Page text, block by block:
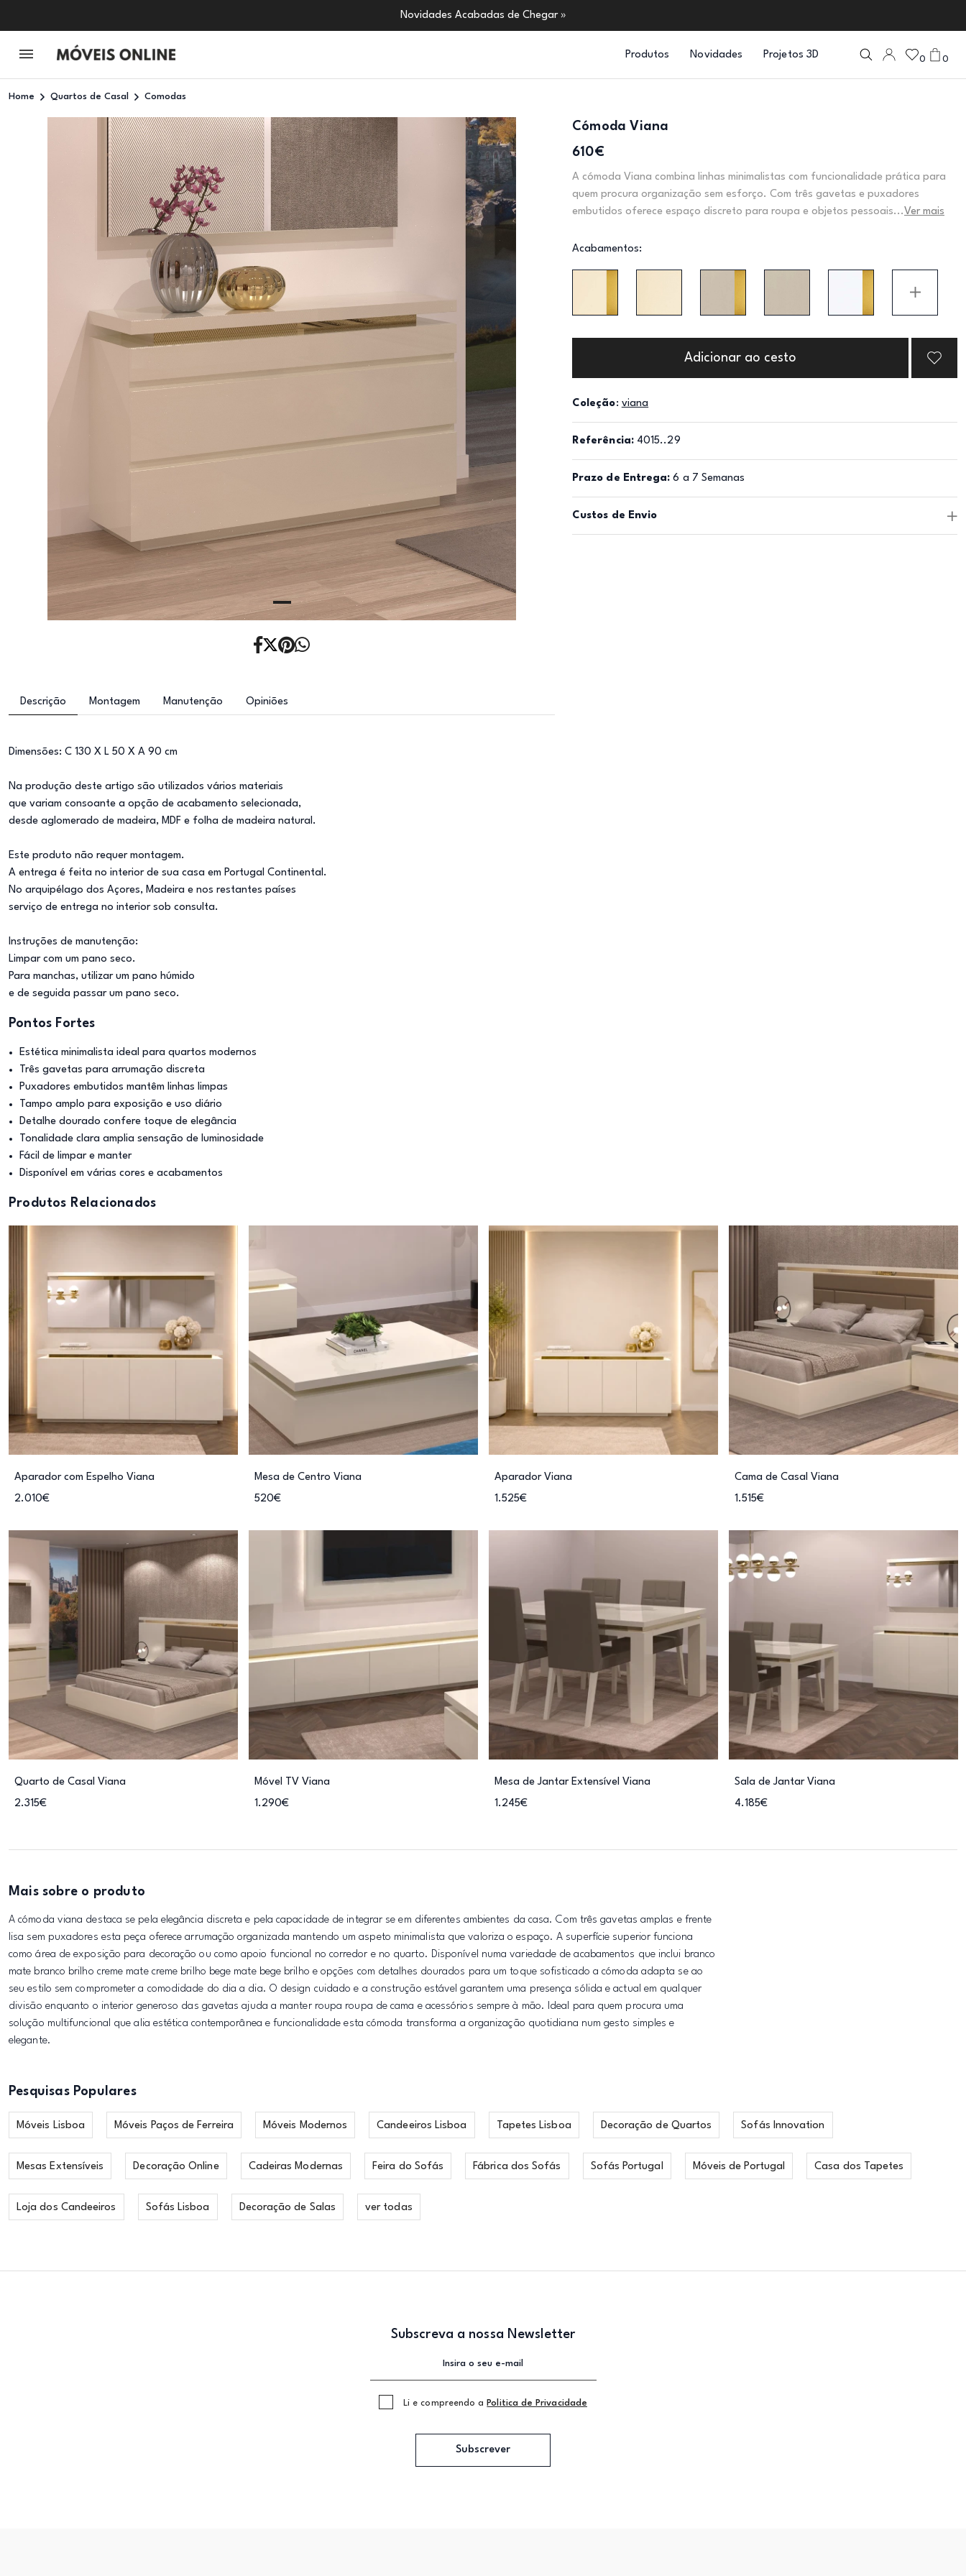
Novidades Acabadas de Chegar »
Produtos Novidades Projetos 3D 0 0
Home Quartos de Casal Comodas
Cómoda Viana
610€
A cómoda Viana combina linhas minimalistas com funcionalidade prática para
quem procura organização sem esforço. Com três gavetas e puxadores
embutidos oferece espaço discreto para roupa e objetos pessoais... Ver mais
Acabamentos:
Adicionar ao cesto
Coleção: viana
Referência: 4015..29
Prazo de Entrega: 6 a 7 Semanas
Custos de Envio
Descrição Montagem Manutenção Opiniões
Dimensões: C 130 X L 50 X A 90 cm
Na produção deste artigo são utilizados vários materiais
que variam consoante a opção de acabamento selecionada,
desde aglomerado de madeira, MDF e folha de madeira natural.
Este produto não requer montagem.
A entrega é feita no interior de sua casa em Portugal Continental.
No arquipélago dos Açores, Madeira e nos restantes países
serviço de entrega no interior sob consulta.
Instruções de manutenção:
Limpar com um pano seco.
Para manchas, utilizar um pano húmido
e de seguida passar um pano seco.
Pontos Fortes
Estética minimalista ideal para quartos modernos
Três gavetas para arrumação discreta
Puxadores embutidos mantêm linhas limpas
Tampo amplo para exposição e uso diário
Detalhe dourado confere toque de elegância
Tonalidade clara amplia sensação de luminosidade
Fácil de limpar e manter
Disponível em várias cores e acabamentos
Produtos Relacionados
Aparador com Espelho Viana
2.010€
Mesa de Centro Viana
520€
Aparador Viana
1.525€
Cama de Casal Viana
1.515€
Quarto de Casal Viana
2.315€
Móvel TV Viana
1.290€
Mesa de Jantar Extensível Viana
1.245€
Sala de Jantar Viana
4.185€
Mais sobre o produto
A cómoda viana destaca se pela elegância discreta e pela capacidade de integrar se em diferentes ambientes da casa. Com três gavetas amplas e frente
lisa sem puxadores esta peça oferece arrumação organizada mantendo um aspeto minimalista que valoriza o espaço. A superfície superior funciona
como área de exposição para decoração ou como apoio funcional no corredor e no quarto. Disponível numa variedade de acabamentos que inclui branco
mate branco brilho creme mate creme brilho bege mate bege brilho e opções com detalhes dourados para um toque sofisticado a cómoda adapta se ao
seu estilo sem comprometer a comodidade do dia a dia. O design cuidado e a construção estável garantem uma presença sólida e actual em qualquer
divisão enquanto o interior generoso das gavetas ajuda a manter roupa roupa de cama e acessórios sempre à mão. Ideal para quem procura uma
solução multifuncional que alia estética contemporânea e funcionalidade esta cómoda transforma a organização quotidiana num gesto simples e
elegante.
Pesquisas Populares
Móveis Lisboa Móveis Paços de Ferreira Móveis Modernos Candeeiros Lisboa Tapetes Lisboa Decoração de Quartos Sofás Innovation
Mesas Extensíveis Decoração Online Cadeiras Modernas Feira do Sofás Fábrica dos Sofás Sofás Portugal Móveis de Portugal Casa dos Tapetes
Loja dos Candeeiros Sofás Lisboa Decoração de Salas ver todas
Subscreva a nossa Newsletter
Li e compreendo a Politica de Privacidade
Subscrever